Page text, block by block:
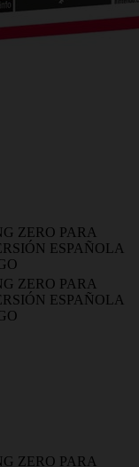
ZERO PARA
ESPAÑOLA
ZERO PARA
ESPAÑOLA
ZERO PARA